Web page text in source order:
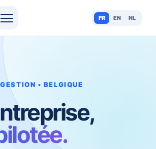
FR EN NL
• BELGIQUE